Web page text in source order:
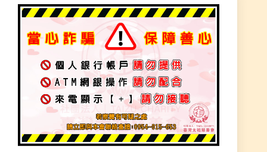
※ 每周 ：<四> 晚上 『 7 : 30 至 10 : 30』
「僅預約制–預約電話 : 0972–708–000，無 LINE 服
宮址 : 桃園市 新屋區 東福路二段836號